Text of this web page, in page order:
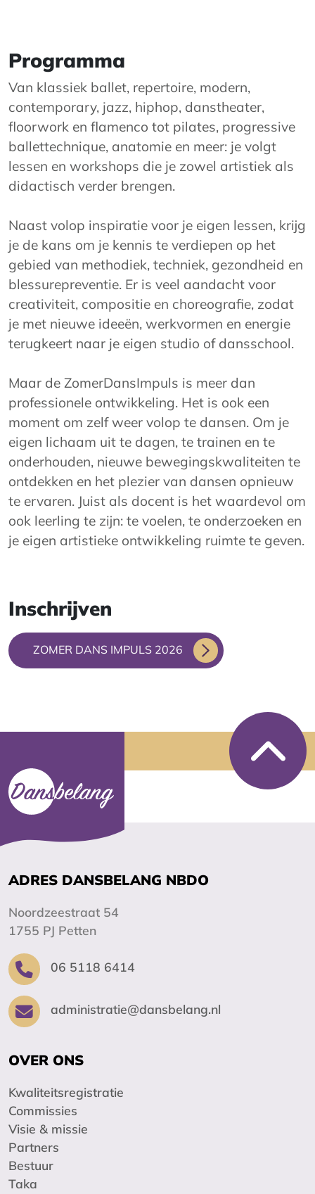
Programma
Van klassiek ballet, repertoire, modern,
contemporary, jazz, hiphop, danstheater,
floorwork en flamenco tot pilates, progressive
ballettechnique, anatomie en meer: je volgt
lessen en workshops die je zowel artistiek als
didactisch verder brengen.
Naast volop inspiratie voor je eigen lessen, krijg
je de kans om je kennis te verdiepen op het
gebied van methodiek, techniek, gezondheid en
blessurepreventie. Er is veel aandacht voor
creativiteit, compositie en choreografie, zodat
je met nieuwe ideeën, werkvormen en energie
terugkeert naar je eigen studio of dansschool.
Maar de ZomerDansImpuls is meer dan
professionele ontwikkeling. Het is ook een
moment om zelf weer volop te dansen. Om je
eigen lichaam uit te dagen, te trainen en te
onderhouden, nieuwe bewegingskwaliteiten te
ontdekken en het plezier van dansen opnieuw
te ervaren. Juist als docent is het waardevol om
ook leerling te zijn: te voelen, te onderzoeken en
je eigen artistieke ontwikkeling ruimte te geven.
Inschrijven
ZOMER DANS IMPULS 2026
ADRES DANSBELANG NBDO
Noordzeestraat 54
1755 PJ Petten
06 5118 6414
administratie@dansbelang.nl
OVER ONS
Kwaliteitsregistratie
Commissies
Visie & missie
Partners
Bestuur
Taka